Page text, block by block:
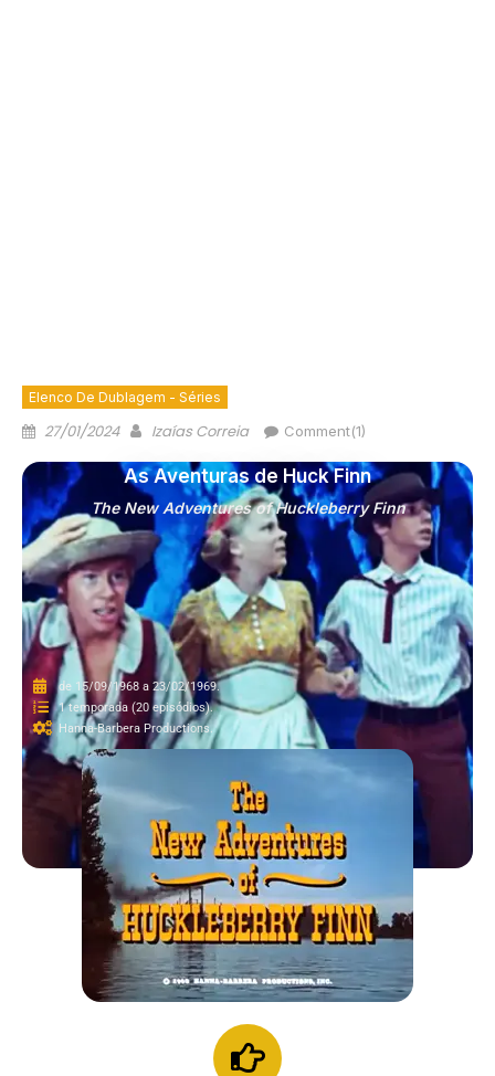
Elenco De Dublagem - Séries
27/01/2024 Izaías Correia Comment(1)
The New Adventures of Huckleberry Finn
As Aventuras de Huck Finn
de 15/09/1968 a 23/02/1969.
1 temporada (20 episódios).
Hanna-Barbera Productions.